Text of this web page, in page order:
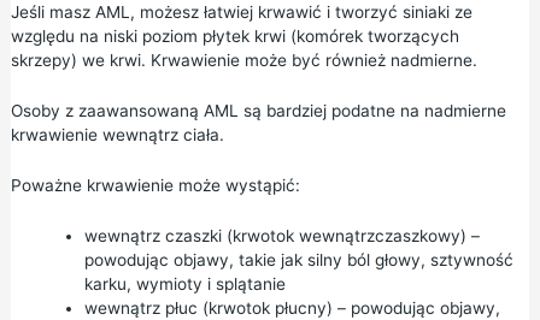
Jeśli masz AML, możesz łatwiej krwawić i tworzyć siniaki ze
względu na niski poziom płytek krwi (komórek tworzących
skrzepy) we krwi. Krwawienie może być również nadmierne.
Osoby z zaawansowaną AML są bardziej podatne na nadmierne
krwawienie wewnątrz ciała.
Poważne krwawienie może wystąpić:
wewnątrz czaszki (krwotok wewnątrzczaszkowy) –
powodując objawy, takie jak silny ból głowy, sztywność
karku, wymioty i splątanie
wewnątrz płuc (krwotok płucny) – powodując objawy,